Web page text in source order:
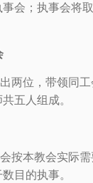
会；执事会将
两位，带领同
五人组成。
按本教会实际
目的执事。